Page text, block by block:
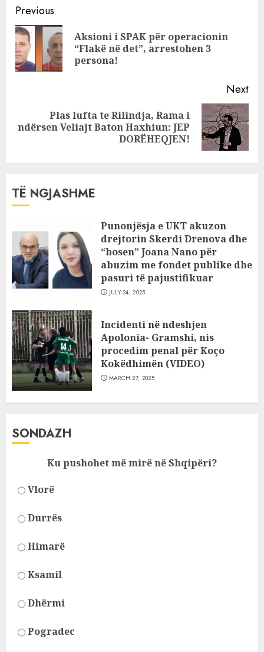
Continue
Reading
Previous
Aksioni i SPAK për operacionin
“Flakë në det”, arrestohen 3
persona!
Next
Next
Plas lufta te Rilindja, Rama i
ndërsen Veliajt Baton Haxhiun: JEP
DORËHEQJEN!
TË NGJASHME
Punonjësja e UKT akuzon
drejtorin Skerdi Drenova dhe
“bosen” Joana Nano për
abuzim me fondet publike dhe
pasuri të pajustifikuar
JULY 24, 2025
Incidenti në ndeshjen
Apolonia- Gramshi, nis
procedim penal për Koço
Kokëdhimën (VIDEO)
MARCH 27, 2025
SONDAZH
Ku pushohet më mirë në Shqipëri?
Vlorë
Durrës
Himarë
Ksamil
Dhërmi
Pogradec